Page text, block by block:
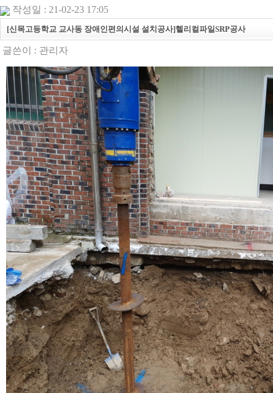
작성일 : 21-02-23 17:05
[신목고등학교 교사동 장애인편의시설 설치공사]헬리컬파일SRP공사
글쓴이 : 관리자